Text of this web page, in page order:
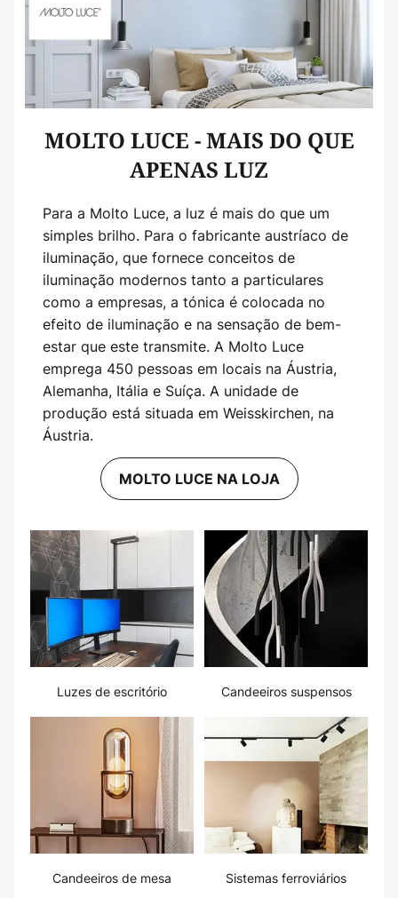
MOLTO LUCE - MAIS DO QUE
APENAS LUZ
Para a Molto Luce, a luz é mais do que um
simples brilho. Para o fabricante austríaco de
iluminação, que fornece conceitos de
iluminação modernos tanto a particulares
como a empresas, a tónica é colocada no
efeito de iluminação e na sensação de bem-
estar que este transmite. A Molto Luce
emprega 450 pessoas em locais na Áustria,
Alemanha, Itália e Suíça. A unidade de
produção está situada em Weisskirchen, na
Áustria.
MOLTO LUCE NA LOJA
Luzes de escritório Candeeiros suspensos
Candeeiros de mesa Sistemas ferroviários